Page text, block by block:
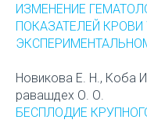
ИЗМЕНЕНИЕ
ПОКАЗАТЕЛЕЙ
Новикова Е. Н., Коба
равашдех О. О.
БЕСПЛОДИЕ